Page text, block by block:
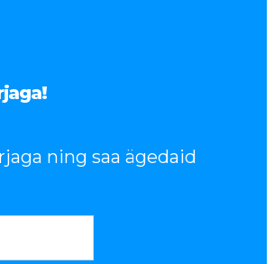
ning saa ägedaid